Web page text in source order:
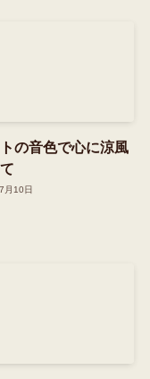
の音色で心に涼風
月10日